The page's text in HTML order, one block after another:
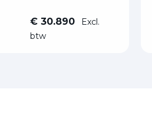
€ 30.890
Excl.
btw